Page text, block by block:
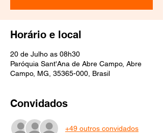
Horário e local
20 de Julho as 08h30
Paróquia Sant'Ana de Abre Campo, Abre
Campo, MG, 35365-000, Brasil
Convidados
+49 outros convidados